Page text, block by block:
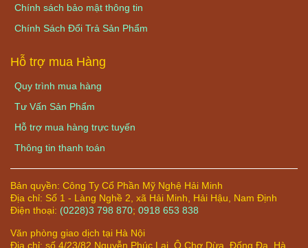
Chính sách bảo mật thông tin
Chính Sách Đổi Trả Sản Phẩm
Hỗ trợ mua Hàng
Quy trình mua hàng
Tư Vấn Sản Phẩm
Hỗ trợ mua hàng trực tuyến
Thông tin thanh toán
Bản quyền: Công Ty Cổ Phần Mỹ Nghệ Hải Minh
Địa chỉ: Số 1 - Làng Nghề 2, xã Hải Minh, Hải Hậu, Nam Định
Điện thoại: (0228)3 798 870; 0918 653 838
Văn phòng giao dịch tại Hà Nội
Địa chỉ: số 4/23/82 Nguyễn Phúc Lai, Ô Chợ Dừa, Đống Đa, Hà